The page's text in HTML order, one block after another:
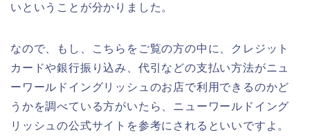
いということが分かりました。
なので、もし、こちらをご覧の方の中に、クレジット
カードや銀行振り込み、代引などの支払い方法がニュ
ーワールドイングリッシュのお店で利用できるのかど
うかを調べている方がいたら、ニューワールドイング
リッシュの公式サイトを参考にされるといいですよ。